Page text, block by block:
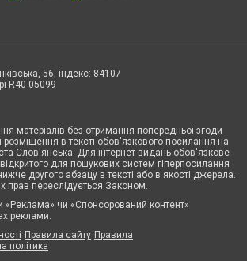
56, індекс: 84107
R40-05099
матеріалів без отримання попередньої згоди
в тексті обов'язкового посилання на
Слов'янська. Для інтернет-видань обов'язкове
для пошукових систем гіперпосилання
другого абзацу в тексті або в якості джерела.
прав переслідується Законом.
«Реклама» чи «Спонсорований контент»
реклами.
Правила сайту Правила
політика